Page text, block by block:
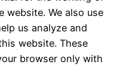
website. We also use
us analyze and
website. These
browser only with